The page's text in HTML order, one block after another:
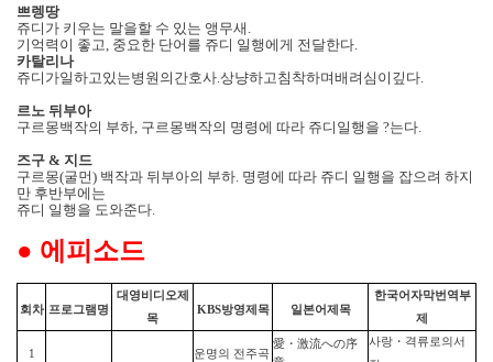
쁘렝땅
쥬디가 키우는 말을할 수 있는 앵무새 .
기억력이 좋고, 중요한 단어를 쥬디 일행에게 전달한다.
카탈리나
쥬디가일하고있는병원의간호사.상냥하고침착하며배려심이깊다.
르노 뒤부아
구르몽백작의 부하, 구르몽백작의 명령에 따라 쥬디일행을 ?는다.
즈구 & 지드
구르몽(굴먼) 백작과 뒤부아의 부하. 명령에 따라 쥬디 일행을 잡으려 하지
만 후반부에는
쥬디 일행을 도와준다.
● 에피소드
회차 프로그램명
대영비디오제
목
KBS방영제목 일본어제목
한국어자막번역부
제
1 운명의 전주곡
愛 ・ 激流への序
사랑 ・ 격류로의서